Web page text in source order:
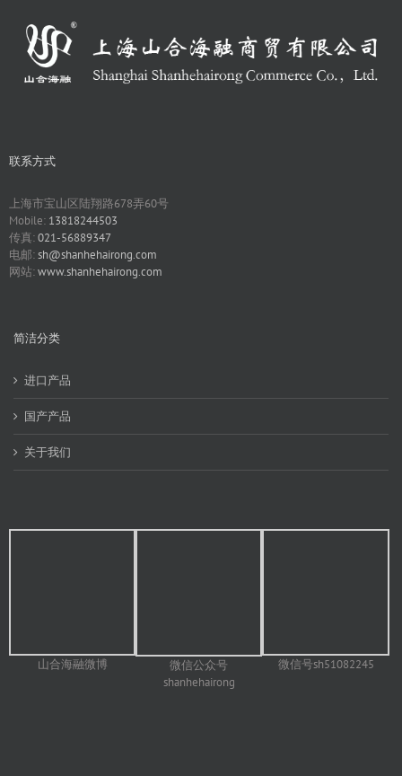
联系方式
上海市宝山区陆翔路678弄60号
Mobile: 13818244503
传真:021-56889347
电邮:sh@shanhehairong.com
网站:www.shanhehairong.com
简洁分类
进口产品
国产产品
关于我们
山合海融微博
微信公众号
shanhehairong
微信号sh51082245